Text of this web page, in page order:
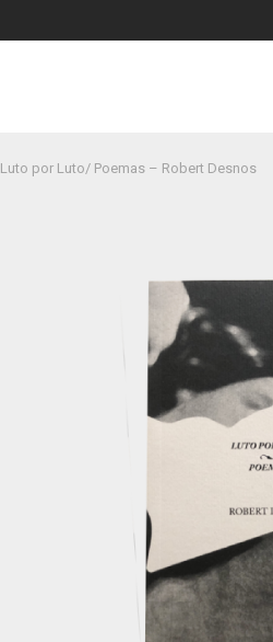
Luto por Luto/ Poemas – Robert Desnos